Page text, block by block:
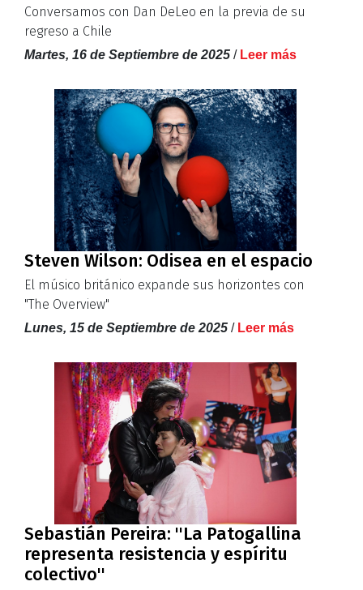
Conversamos con Dan DeLeo en la previa de su
regreso a Chile
Martes, 16 de Septiembre de 2025 / Leer más
Steven Wilson: Odisea en el espacio
El músico británico expande sus horizontes con
"The Overview"
Lunes, 15 de Septiembre de 2025 / Leer más
Sebastián Pereira: ''La Patogallina
representa resistencia y espíritu
colectivo''